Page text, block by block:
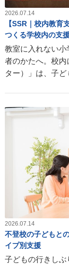
2026.07.14
【SSR｜校内教育
つくる学校内の支
教室に入れない
者のかたへ。校
ター）」は、子
2026.07.14
不登校の子どもと
イプ別支援
子どもの行きしぶ